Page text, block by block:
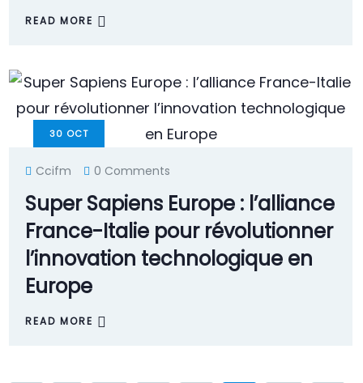
READ MORE
30 OCT
Ccifm 0 Comments
Super Sapiens Europe : l’alliance
France-Italie pour révolutionner
l’innovation technologique en
Europe
READ MORE